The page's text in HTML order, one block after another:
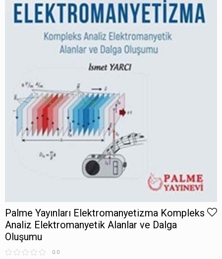
Palme Yayınları Elektromanyetizma Kompleks
Analiz Elektromanyetik Alanlar ve Dalga
Oluşumu
0.0